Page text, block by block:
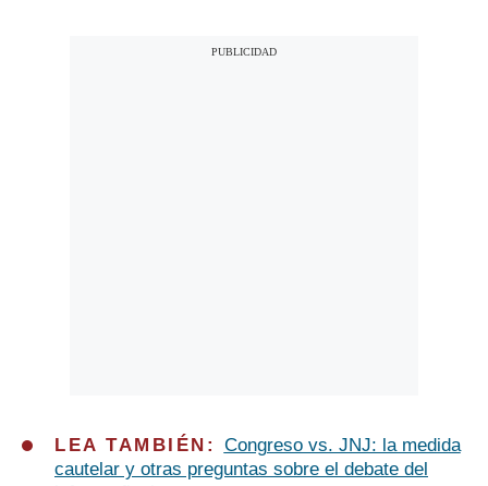
LEA TAMBIÉN: Congreso vs. JNJ: la medida
cautelar y otras preguntas sobre el debate del